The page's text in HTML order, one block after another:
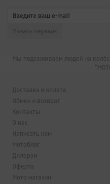
Мы подсаживаем людей на
Доставка и оплата
Обмен и возврат
Контакты
О нас
Написать нам
Мотоблог
Дилерам
Оферта
Мото магазин